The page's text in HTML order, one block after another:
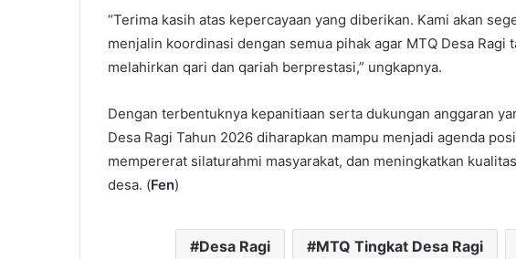
“Terima kasih atas kepercayaan yang diberikan. Kami akan
menjalin koordinasi dengan semua pihak agar MTQ Desa
melahirkan qari dan qariah berprestasi,” ungkapnya.
Dengan terbentuknya kepanitiaan serta dukungan anggaran
Desa Ragi Tahun 2026 diharapkan mampu menjadi agenda
mempererat silaturahmi masyarakat, dan meningkatkan
desa. (Fen)
Desa Ragi MTQ Tingkat Desa Ragi